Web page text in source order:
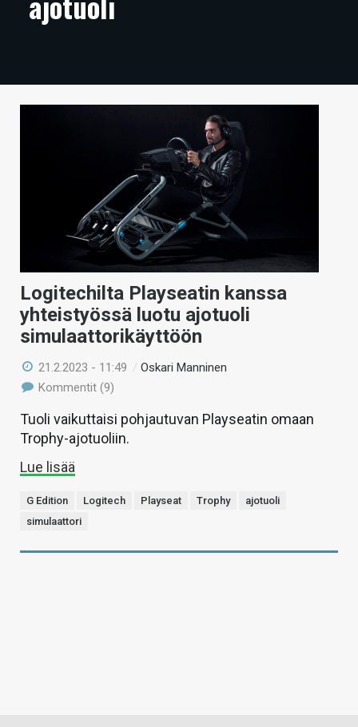
ARTIKKELIT
TECHBBS
VAIHDA TEEMA
HAKU
Logitechilta Playseatin kanssa
yhteistyössä luotu ajotuoli
simulaattorikäyttöön
21.2.2023 - 11:49 /Oskari Manninen
Kommentit (9)
Tuoli vaikuttaisi pohjautuvan Playseatin omaan
Trophy-ajotuoliin.
Lue lisää
G Edition Logitech Playseat Trophy
ajotuoli
simulaattori